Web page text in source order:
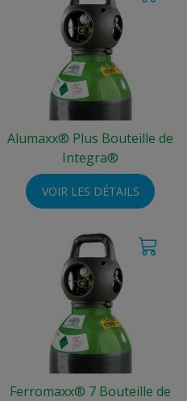
Alumaxx® Plus Bouteille de
Integra®
VOIR LES DÉTAILS
Ferromaxx® 7 Bouteille de